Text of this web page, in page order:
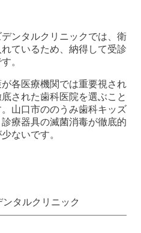
ンタルクリニックでは、衛
ているため、納得して受診
。
各医療機関では重要視され
された歯科医院を選ぶこと
山口市ののうみ歯科キッズ
療器具の滅菌消毒が徹底的
ないです。
タルクリニック